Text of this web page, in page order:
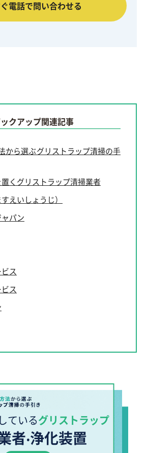
電話で問い合わせる
クアップ関連記事
から選ぶグリストラップ清掃の手
くグリストラップ清掃業者
えいしょうじ）
パン
ス
ス
ているグリストラップ
者‧浄化装置